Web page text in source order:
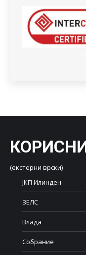
(екстерни врски)
ЈКП Илинден
ЗЕЛС
Влада
Собрание